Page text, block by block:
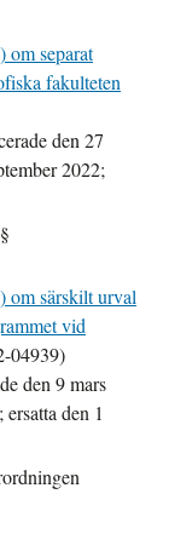
om separat
fakulteten
den 27
2022;
om särskilt urval
vid
04939)
den 9 mars
den 1